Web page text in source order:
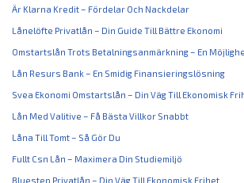
Är Klarna Kredit – Fördelar Och Nackdelar
Lånelöfte Privatlån – Din Guide Till Bättre Ekonomi
Omstartslån Trots Betalningsanmärkning – En
Lån Resurs Bank – En Smidig Finansieringslösning
Svea Ekonomi Omstartslån – Din Väg Till Ekonomisk
Lån Med Valitive – Få Bästa Villkor Snabbt
Låna Till Tomt – Så Gör Du
Fullt Csn Lån – Maximera Din Studiemiljö
Bluestep Privatlån – Din Väg Till Ekonomisk Frihet